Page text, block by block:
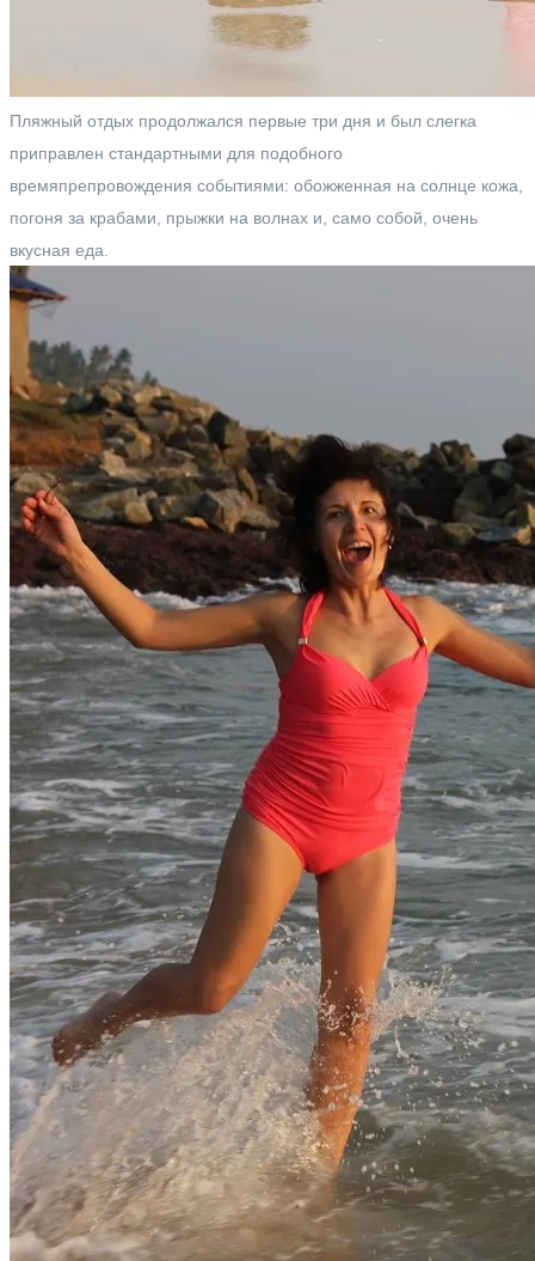
Пляжный отдых продолжался первые три дня и был слегка
приправлен стандартными для подобного
времяпрепровождения событиями: обожженная на солнце кожа,
погоня за крабами, прыжки на волнах и, само собой, очень
вкусная еда.